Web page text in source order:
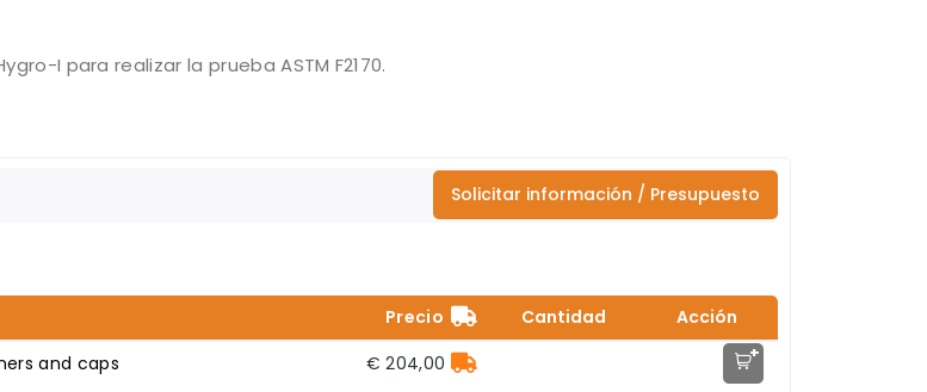
I para realizar la prueba ASTM F2170.
Solicitar información / Presupuesto
Precio Cantidad
Acción
and caps € 204,00 +